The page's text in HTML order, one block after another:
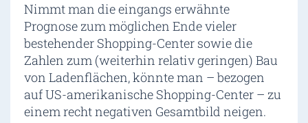
Nimmt man die eingangs erwähnte
Prognose zum möglichen Ende vieler
bestehender Shopping-Center sowie die
Zahlen zum (weiterhin relativ geringen) Bau
von Ladenflächen, könnte man – bezogen
auf US-amerikanische Shopping-Center – zu
einem recht negativen Gesamtbild neigen.